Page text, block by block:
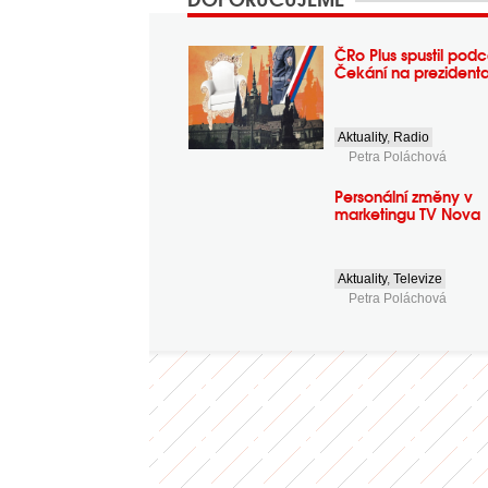
ČRo Plus spustil
Čekání na
Aktuality, Radio
Petra Poláchová
Personální změny v
marketingu TV Nova
Aktuality,Televize
Petra Poláchová